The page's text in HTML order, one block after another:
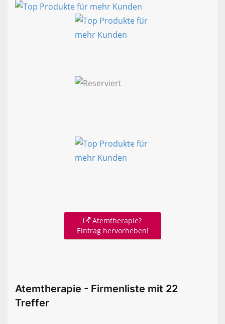
Atemtherapie?
Eintrag hervorheben!
Atemtherapie - Firmenliste mit 22
Treffer